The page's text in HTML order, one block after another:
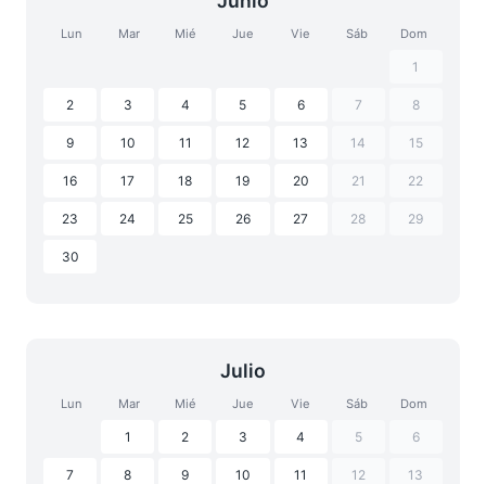
Lun Mar Mié Jue Vie Sáb Dom
1
2 3 4 5 6 7 8
9 10 11 12 13 14 15
16 17 18 19 20 21 22
23 24 25 26 27 28 29
30
Julio
Lun Mar Mié Jue Vie Sáb Dom
1 2 3 4 5 6
7 8 9 10 11 12 13